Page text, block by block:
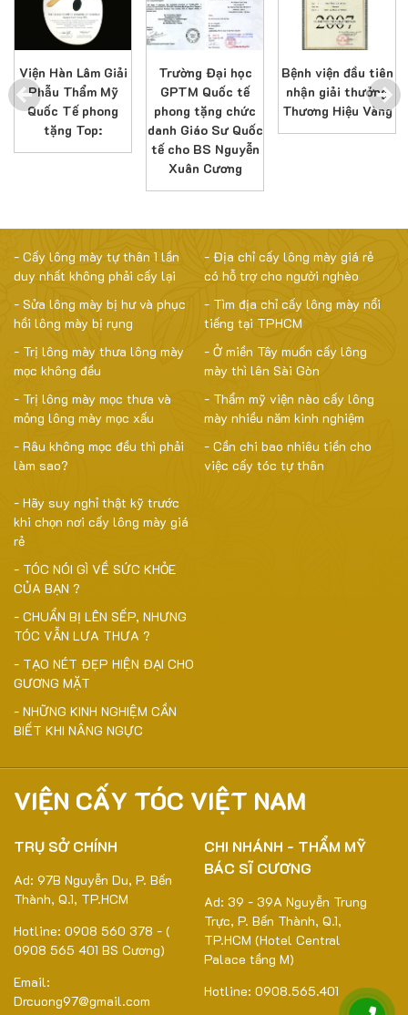
Viện Hàn Lâm Giải
Phẫu Thẩm Mỹ
Quốc Tế phong
tặng Top:
Trường Đại học
GPTM Quốc tế
phong tặng chức
danh Giáo Sư Quốc
tế cho BS Nguyễn
Xuân Cương
Bệnh viện đầu tiên
nhận giải thưởng
Thương Hiệu Vàng
- Cấy lông mày tự thân 1 lần
duy nhất không phải cấy lại
- Sửa lông mày bị hư và phục
hồi lông mày bị rụng
- Trị lông mày thưa lông mày
mọc không đều
- Trị lông mày mọc thưa và
mỏng lông mày mọc xấu
- Râu không mọc đều thì phải
làm sao?
- Địa chỉ cấy lông mày giá rẻ
có hỗ trợ cho người nghèo
- Tìm địa chỉ cấy lông mày nổi
tiếng tại TPHCM
- Ở miền Tây muốn cấy lông
mày thì lên Sài Gòn
- Thẩm mỹ viện nào cấy lông
mày nhiều năm kinh nghiệm
- Cần chi bao nhiêu tiền cho
việc cấy tóc tự thân
- Hãy suy nghỉ thật kỹ trước
khi chọn nơi cấy lông mày giá
rẻ
- TÓC NÓI GÌ VỀ SỨC KHỎE
CỦA BẠN ?
- CHUẨN BỊ LÊN SẾP, NHƯNG
TÓC VẪN LƯA THƯA ?
- TẠO NÉT ĐẸP HIỆN ĐẠI CHO
GƯƠNG MẶT
- NHỮNG KINH NGHIỆM CẦN
BIẾT KHI NÂNG NGỰC
VIỆN CẤY TÓC VIỆT NAM
TRỤ SỞ CHÍNH
Ad: 97B Nguyễn Du, P. Bến
Thành, Q.1, TP.HCM
Hotline: 0908 560 378 - (
0908 565 401 BS Cương)
Email:
Drcuong97@gmail.com
CHI NHÁNH - THẨM MỸ
BÁC SĨ CƯƠNG
Ad: 39 - 39A Nguyễn Trung
Trực, P. Bến Thành, Q.1,
TP.HCM (Hotel Central
Palace tầng M)
Hotline: 0908.565.401